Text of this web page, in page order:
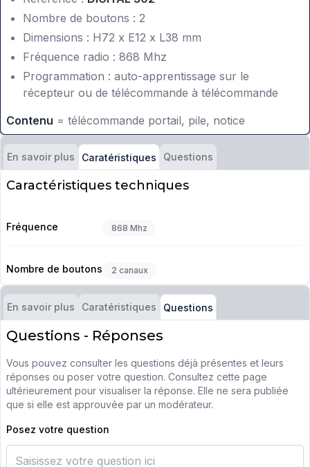
Nombre de boutons : 2
Dimensions : H72 x E12 x L38 mm
Fréquence radio : 868 Mhz
Programmation : auto-apprentissage sur le
récepteur ou de télécommande à télécommande
Contenu = télécommande portail, pile, notice
En savoir plus Caratéristiques Questions
Caractéristiques techniques
Fréquence 868 Mhz
Nombre de boutons 2 canaux
En savoir plus Caratéristiques Questions
Questions - Réponses
Vous pouvez consulter les questions déjà présentes et leurs
réponses ou poser votre question. Consultez cette page
ultérieurement pour visualiser la réponse. Elle ne sera publiée
que si elle est approuvée par un modérateur.
Posez votre question